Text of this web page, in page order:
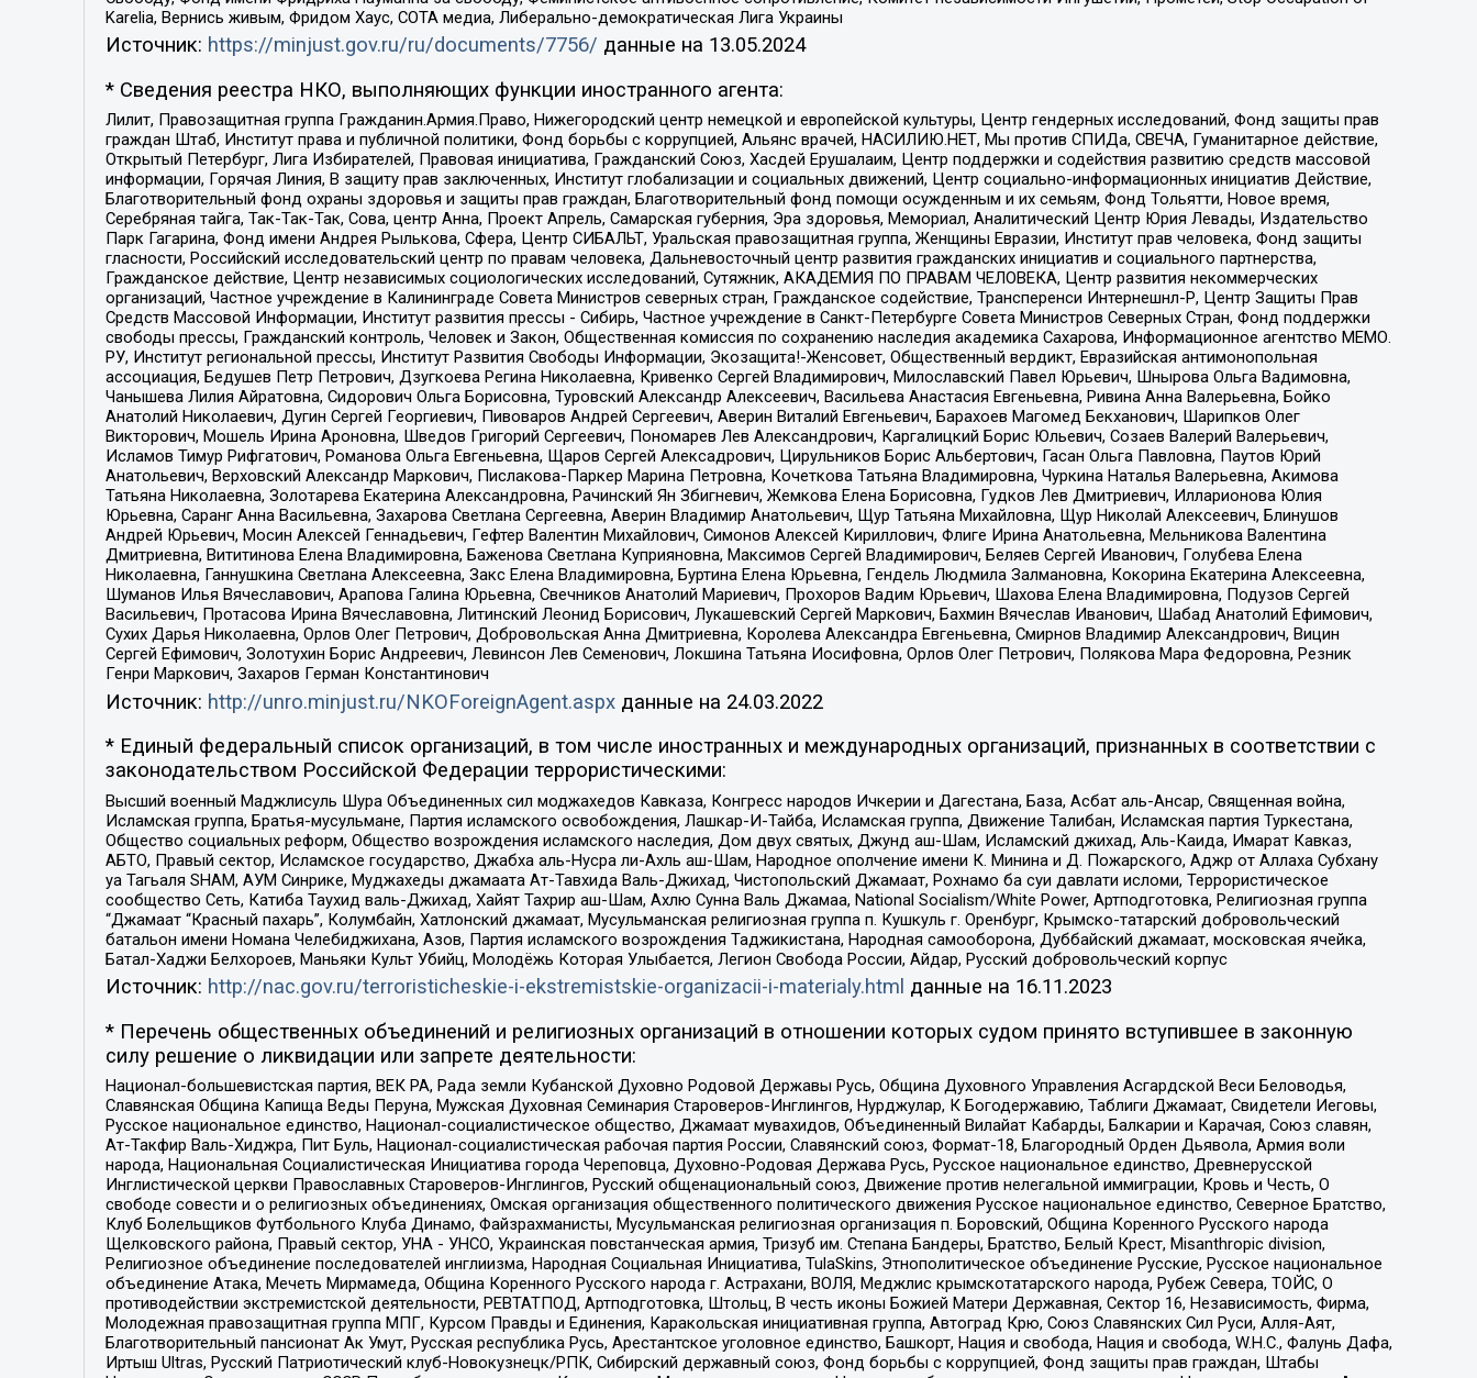
Karelia, Вернись живым, Фридом Хаус, СОТА медиа, Либерально-демократическая Лига Украины
Источник: https://minjust.gov.ru/ru/documents/7756/ данные на 13.05.2024
* Сведения реестра НКО, выполняющих функции иностранного агента:
Лилит, Правозащитная группа Гражданин.Армия.Право, Нижегородский центр немецкой и европейской культуры, Центр гендерных исследований, Фонд защиты прав
граждан Штаб, Институт права и публичной политики, Фонд борьбы с коррупцией, Альянс врачей, НАСИЛИЮ.НЕТ, Мы против СПИДа, СВЕЧА, Гуманитарное действие,
Открытый Петербург, Лига Избирателей, Правовая инициатива, Гражданский Союз, Хасдей Ерушалаим, Центр поддержки и содействия развитию средств массовой
информации, Горячая Линия, В защиту прав заключенных, Институт глобализации и социальных движений, Центр социально-информационных инициатив Действие,
Благотворительный фонд охраны здоровья и защиты прав граждан, Благотворительный фонд помощи осужденным и их семьям, Фонд Тольятти, Новое время,
Серебряная тайга, Так-Так-Так, Сова, центр Анна, Проект Апрель, Самарская губерния, Эра здоровья, Мемориал, Аналитический Центр Юрия Левады, Издательство
Парк Гагарина, Фонд имени Андрея Рылькова, Сфера, Центр СИБАЛЬТ, Уральская правозащитная группа, Женщины Евразии, Институт прав человека, Фонд защиты
гласности, Российский исследовательский центр по правам человека, Дальневосточный центр развития гражданских инициатив и социального партнерства,
Гражданское действие, Центр независимых социологических исследований, Сутяжник, АКАДЕМИЯ ПО ПРАВАМ ЧЕЛОВЕКА, Центр развития некоммерческих
организаций, Частное учреждение в Калининграде Совета Министров северных стран, Гражданское содействие, Трансперенси Интернешнл-Р, Центр Защиты Прав
Средств Массовой Информации, Институт развития прессы - Сибирь, Частное учреждение в Санкт-Петербурге Совета Министров Северных Стран, Фонд поддержки
свободы прессы, Гражданский контроль, Человек и Закон, Общественная комиссия по сохранению наследия академика Сахарова, Информационное агентство МЕМО.
РУ, Институт региональной прессы, Институт Развития Свободы Информации, Экозащита!-Женсовет, Общественный вердикт, Евразийская антимонопольная
ассоциация, Бедушев Петр Петрович, Дзугкоева Регина Николаевна, Кривенко Сергей Владимирович, Милославский Павел Юрьевич, Шнырова Ольга Вадимовна,
Чанышева Лилия Айратовна, Сидорович Ольга Борисовна, Туровский Александр Алексеевич, Васильева Анастасия Евгеньевна, Ривина Анна Валерьевна, Бойко
Анатолий Николаевич, Дугин Сергей Георгиевич, Пивоваров Андрей Сергеевич, Аверин Виталий Евгеньевич, Барахоев Магомед Бекханович, Шарипков Олег
Викторович, Мошель Ирина Ароновна, Шведов Григорий Сергеевич, Пономарев Лев Александрович, Каргалицкий Борис Юльевич, Созаев Валерий Валерьевич,
Исламов Тимур Рифгатович, Романова Ольга Евгеньевна, Щаров Сергей Алексадрович, Цирульников Борис Альбертович, Гасан Ольга Павловна, Паутов Юрий
Анатольевич, Верховский Александр Маркович, Пислакова-Паркер Марина Петровна, Кочеткова Татьяна Владимировна, Чуркина Наталья Валерьевна, Акимова
Татьяна Николаевна, Золотарева Екатерина Александровна, Рачинский Ян Збигневич, Жемкова Елена Борисовна, Гудков Лев Дмитриевич, Илларионова Юлия
Юрьевна, Саранг Анна Васильевна, Захарова Светлана Сергеевна, Аверин Владимир Анатольевич, Щур Татьяна Михайловна, Щур Николай Алексеевич, Блинушов
Андрей Юрьевич, Мосин Алексей Геннадьевич, Гефтер Валентин Михайлович, Симонов Алексей Кириллович, Флиге Ирина Анатольевна, Мельникова Валентина
Дмитриевна, Вититинова Елена Владимировна, Баженова Светлана Куприяновна, Максимов Сергей Владимирович, Беляев Сергей Иванович, Голубева Елена
Николаевна, Ганнушкина Светлана Алексеевна, Закс Елена Владимировна, Буртина Елена Юрьевна, Гендель Людмила Залмановна, Кокорина Екатерина Алексеевна,
Шуманов Илья Вячеславович, Арапова Галина Юрьевна, Свечников Анатолий Мариевич, Прохоров Вадим Юрьевич, Шахова Елена Владимировна, Подузов Сергей
Васильевич, Протасова Ирина Вячеславовна, Литинский Леонид Борисович, Лукашевский Сергей Маркович, Бахмин Вячеслав Иванович, Шабад Анатолий Ефимович,
Сухих Дарья Николаевна, Орлов Олег Петрович, Добровольская Анна Дмитриевна, Королева Александра Евгеньевна, Смирнов Владимир Александрович, Вицин
Сергей Ефимович, Золотухин Борис Андреевич, Левинсон Лев Семенович, Локшина Татьяна Иосифовна, Орлов Олег Петрович, Полякова Мара Федоровна, Резник
Генри Маркович, Захаров Герман Константинович
Источник: http://unro.minjust.ru/NKOForeignAgent.aspxданные на 24.03.2022
* Единый федеральный список организаций, в том числе иностранных и международных организаций, признанных в соответствии с
законодательством Российской Федерации террористическими:
Высший военный Маджлисуль Шура Объединенных сил моджахедов Кавказа, Конгресс народов Ичкерии и Дагестана, База, Асбат аль-Ансар, Священная война,
Исламская группа, Братья-мусульмане, Партия исламского освобождения, Лашкар-И-Тайба, Исламская группа, Движение Талибан, Исламская партия Туркестана,
Общество социальных реформ, Общество возрождения исламского наследия, Дом двух святых, Джунд аш-Шам, Исламский джихад, Аль-Каида, Имарат Кавказ,
АБТО, Правый сектор, Исламское государство, Джабха аль-Нусра ли-Ахль аш-Шам, Народное ополчение имени К. Минина и Д. Пожарского, Аджр от Аллаха Субхану
уа Тагьаля SHAM, АУМ Синрике, Муджахеды джамаата Ат-Тавхида Валь-Джихад, Чистопольский Джамаат, Рохнамо ба суи давлати исломи, Террористическое
сообщество Сеть, Катиба Таухид валь-Джихад, Хайят Тахрир аш-Шам, Ахлю Сунна Валь Джамаа, National Socialism/White Power, Артподготовка, Религиозная группа
“Джамаат “Красный пахарь”, Колумбайн, Хатлонский джамаат, Мусульманская религиозная группа п. Кушкуль г. Оренбург, Крымско-татарский добровольческий
батальон имени Номана Челебиджихана, Азов, Партия исламского возрождения Таджикистана, Народная самооборона, Дуббайский джамаат, московская ячейка,
Батал-Хаджи Белхороев, Маньяки Культ Убийц, Молодёжь Которая Улыбается, Легион Свобода России, Айдар, Русский добровольческий корпус
Источник: http://nac.gov.ru/terroristicheskie-i-ekstremistskie-organizacii-i-materialy.html данные на 16.11.2023
* Перечень общественных объединений и религиозных организаций в отношении которых судом принято вступившее в законную
силу решение о ликвидации или запрете деятельности:
Национал-большевистская партия, ВЕК РА, Рада земли Кубанской Духовно Родовой Державы Русь, Община Духовного Управления Асгардской Веси Беловодья,
Славянская Община Капища Веды Перуна, Мужская Духовная Семинария Староверов-Инглингов, Нурджулар, К Богодержавию, Таблиги Джамаат, Свидетели Иеговы,
Русское национальное единство, Национал-социалистическое общество, Джамаат мувахидов, Объединенный Вилайат Кабарды, Балкарии и Карачая, Союз славян,
Ат-Такфир Валь-Хиджра, Пит Буль, Национал-социалистическая рабочая партия России, Славянский союз, Формат-18, Благородный Орден Дьявола, Армия воли
народа, Национальная Социалистическая Инициатива города Череповца, Духовно-Родовая Держава Русь, Русское национальное единство, Древнерусской
Инглистической церкви Православных Староверов-Инглингов, Русский общенациональный союз, Движение против нелегальной иммиграции, Кровь и Честь, О
свободе совести и о религиозных объединениях, Омская организация общественного политического движения Русское национальное единство, Северное Братство,
Клуб Болельщиков Футбольного Клуба Динамо, Файзрахманисты, Мусульманская религиозная организация п. Боровский, Община Коренного Русского народа
Щелковского района, Правый сектор, УНА - УНСО, Украинская повстанческая армия, Тризуб им. Степана Бандеры, Братство, Белый Крест, Misanthropic division,
Религиозное объединение последователей инглиизма, Народная Социальная Инициатива, TulaSkins, Этнополитическое объединение Русские, Русское национальное
объединение Атака, Мечеть Мирмамеда, Община Коренного Русского народа г. Астрахани, ВОЛЯ, Меджлис крымскотатарского народа, Рубеж Севера, ТОЙС, О
противодействии экстремистской деятельности, РЕВТАТПОД, Артподготовка, Штольц, В честь иконы Божией Матери Державная, Сектор 16, Независимость, Фирма,
Молодежная правозащитная группа МПГ, Курсом Правды и Единения, Каракольская инициативная группа, Автоград Крю, Союз Славянских Сил Руси, Алля-Аят,
Благотворительный пансионат Ак Умут, Русская республика Русь, Арестантское уголовное единство, Башкорт, Нация и свобода, Нация и свобода, W.H.С., Фалунь Дафа,
Иртыш Ultras, Русский Патриотический клуб-Новокузнецк/РПК, Сибирский державный союз, Фонд борьбы с коррупцией, Фонд защиты прав граждан, Штабы